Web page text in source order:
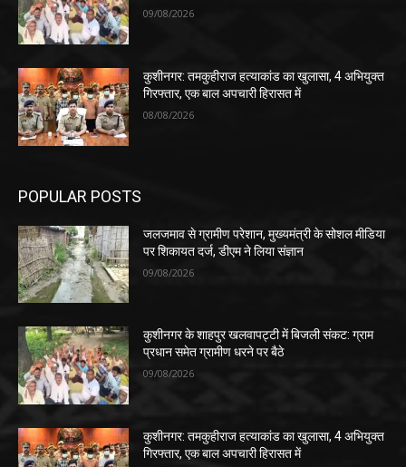
09/08/2026
कुशीनगर: तमकुहीराज हत्याकांड का खुलासा, 4 अभियुक्त
गिरफ्तार, एक बाल अपचारी हिरासत में
08/08/2026
POPULAR POSTS
जलजमाव से ग्रामीण परेशान, मुख्यमंत्री के सोशल मीडिया
पर शिकायत दर्ज, डीएम ने लिया संज्ञान
09/08/2026
कुशीनगर के शाहपुर खलवापट्टी में बिजली संकट: ग्राम
प्रधान समेत ग्रामीण धरने पर बैठे
09/08/2026
कुशीनगर: तमकुहीराज हत्याकांड का खुलासा, 4 अभियुक्त
गिरफ्तार, एक बाल अपचारी हिरासत में